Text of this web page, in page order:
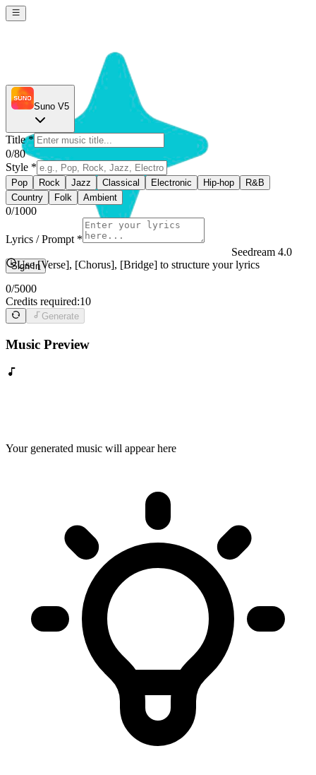
Seedream 4.0
Sign In
Suno V5
Title*
0/80
Style *
Pop Rock Jazz Classical Electronic Hip-hop
R&B
Country
Folk Ambient
0/1000
Lyrics / Prompt *
Use [Verse], [Chorus], [Bridge] to structure your lyrics
0/5000
Credits required:10
Generate
Music Preview
Your generated music will appear here